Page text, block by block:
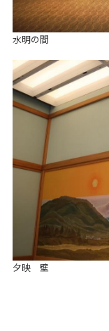
水明の間
夕映 壁